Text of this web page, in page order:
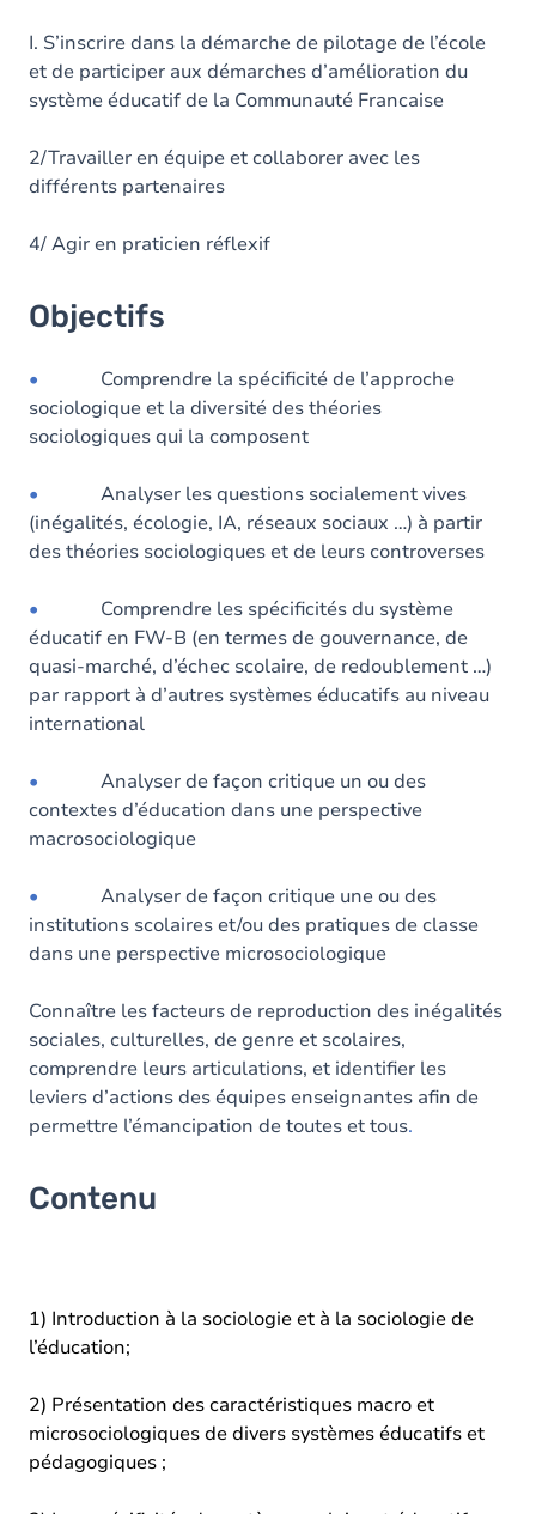
I. S’inscrire dans la démarche de pilotage de l’école
et de participer aux démarches d’amélioration du
système éducatif de la Communauté Francaise
2/Travailler en équipe et collaborer avec les
différents partenaires
4/ Agir en praticien réflexif
Objectifs
• Comprendre la spécificité de l’approche
sociologique et la diversité des théories
sociologiques qui la composent
• Analyser les questions socialement vives
(inégalités, écologie, IA, réseaux sociaux …) à partir
des théories sociologiques et de leurs controverses
• Comprendre les spécificités du système
éducatif en FW-B (en termes de gouvernance, de
quasi-marché, d’échec scolaire, de redoublement …)
par rapport à d’autres systèmes éducatifs au niveau
international
• Analyser de façon critique un ou des
contextes d’éducation dans une perspective
macrosociologique
• Analyser de façon critique une ou des
institutions scolaires et/ou des pratiques de classe
dans une perspective microsociologique
Connaître les facteurs de reproduction des inégalités
sociales, culturelles, de genre et scolaires,
comprendre leurs articulations, et identifier les
leviers d’actions des équipes enseignantes afin de
permettre l’émancipation de toutes et tous.
Contenu
1) Introduction à la sociologie et à la sociologie de
l’éducation;
2) Présentation des caractéristiques macro et
microsociologiques de divers systèmes éducatifs et
pédagogiques ;